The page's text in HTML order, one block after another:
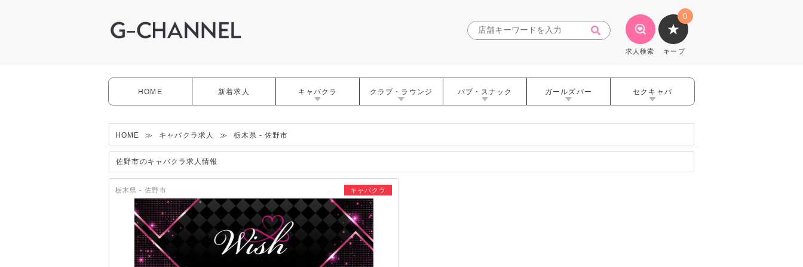
求人検索
0
キープ
HOME 新着求人 キャバクラ クラブ・ラウンジ パブ・スナック ガールズバー セクキャバ
HOME ≫ キャバクラ求人 ≫ 栃木県 - 佐野市
佐野市のキャバクラ求人情報
キャバクラ
栃木県 - 佐野市